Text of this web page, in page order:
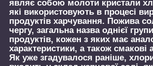
являє собою молоти кристали
які використовують в процесі
продуктів харчування. Пожива
чергу, загальна назва однієї
продуктів, кожен з яких має
характеристики, а також смакові
Як уже згадувалося раніше,